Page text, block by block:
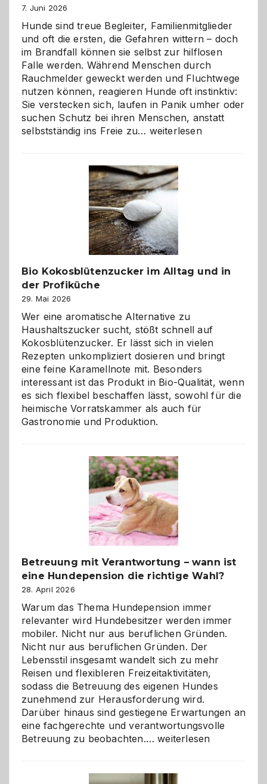
7. Juni 2026
Hunde sind treue Begleiter, Familienmitglieder
und oft die ersten, die Gefahren wittern – doch
im Brandfall können sie selbst zur hilflosen
Falle werden. Während Menschen durch
Rauchmelder geweckt werden und Fluchtwege
nutzen können, reagieren Hunde oft instinktiv:
Sie verstecken sich, laufen in Panik umher oder
suchen Schutz bei ihren Menschen, anstatt
selbstständig ins Freie zu… Wenn
Freund
in
Gefahr
ist:
Brandschutz
für
Hunde
eigenen
weiterlesen
Bio Kokosblütenzucker im Alltag und in
der Profiküche
29. Mai 2026
Wer eine aromatische Alternative zu
Haushaltszucker sucht, stößt schnell auf
Kokosblütenzucker. Er lässt sich in vielen
Rezepten unkompliziert dosieren und bringt
eine feine Karamellnote mit. Besonders
interessant ist das Produkt in Bio-Qualität, wenn
es sich flexibel beschaffen lässt, sowohl für die
heimische Vorratskammer als auch für
Gastronomie und Produktion.
Betreuung mit Verantwortung – wann ist
eine Hundepension die richtige Wahl?
28. April 2026
Warum das Thema Hundepension immer
relevanter wird Hundebesitzer werden immer
mobiler. Nicht nur aus beruflichen Gründen.
Nicht nur aus beruflichen Gründen. Der
Lebensstil insgesamt wandelt sich zu mehr
Reisen und flexibleren Freizeitaktivitäten,
sodass die Betreuung des eigenen Hundes
zunehmend zur Herausforderung wird.
Darüber hinaus sind gestiegene Erwartungen an
eine fachgerechte und verantwortungsvolle
Betreuung zu beobachten.…Betreuung
weiterlesen